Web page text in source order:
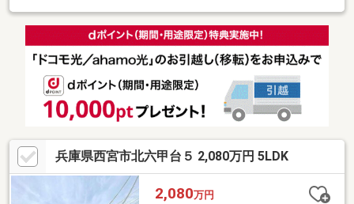
え、 白蟻点検、給湯器交換、建具交換♪
兵庫県西宮市北六甲台５ 2,080万円 5LDK
2,080万円